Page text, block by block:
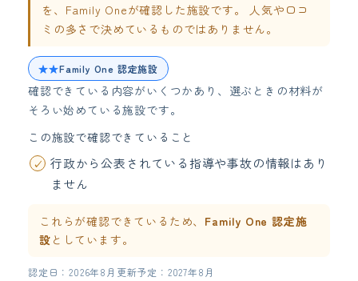
を、Family Oneが確認した施設です。 人気や口コ
ミの多さで決めているものではありません。
★★Family One 認定施設
確認できている内容がいくつかあり、選ぶときの材料が
そろい始めている施設です。
この施設で確認できていること
行政から公表されている指導や事故の情報はあり
ません
これらが確認できているため、 Family One 認定施
設 としています。
認定日：2026年8月 更新予定：2027年8月